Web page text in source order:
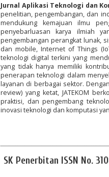
Jurnal Aplikasi Teknologi dan
penelitian, pengembangan, dan
mendukung kemajuan ilmu
penyebarluasan karya ilmiah
pengembangan perangkat lunak,
dan mobile, Internet of Things
teknologi digital terkini yang
yang tidak hanya memiliki
penerapan teknologi dalam
layanan di berbagai sektor.
review) yang ketat, JATEKOM
praktisi, dan pengembang
inovasi teknologi dan komputasi
SK Penerbitan ISSN No.